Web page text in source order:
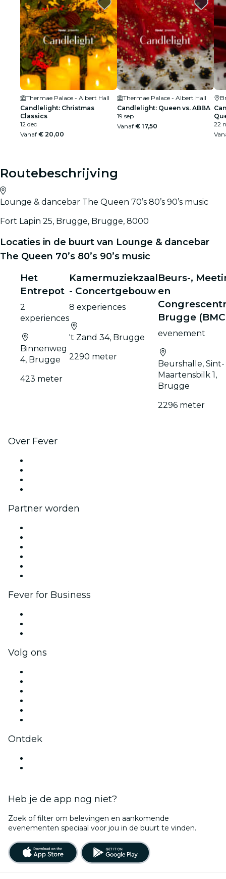
Thermae Palace - Albert Hall
Candlelight: Christmas
Classics
12 dec
Vanaf € 20,00
Thermae Palace - Albert Hall
Candlelight: Queen vs. ABBA
19 sep
Vanaf € 17,50
22
Routebeschrijving
Lounge & dancebar The Queen 70’s 80’s 90’s music
Fort Lapin 25, Brugge, Brugge, 8000
Locaties in de buurt van Lounge & dancebar
The Queen 70’s 80’s 90’s music
Het
Entrepot
2
experiences
Binnenweg
4, Brugge
423 meter
Kamermuziekzaal
- Concertgebouw
8 experiences
't Zand 34, Brugge
2290 meter
Beurs-,
en
Brugge
evenement
Beurshalle, Sint-
Maartensbilk 1,
Brugge
2296 meter
Over Fever
Partner worden
Fever for Business
Volg ons
Ontdek
Heb je de app nog niet?
Zoek of filter om belevingen en aankomende
evenementen speciaal voor jou in de buurt te vinden.